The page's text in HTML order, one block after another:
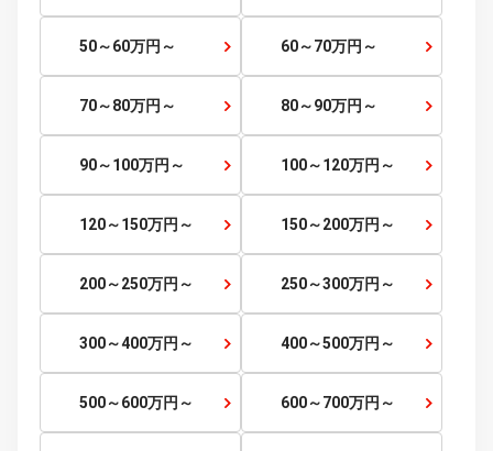
～
～5万円 5～10万円～
10～15万円～ 15～20万円～
20～25万円～ 25～30万円～
30～35万円～ 35～40万円～